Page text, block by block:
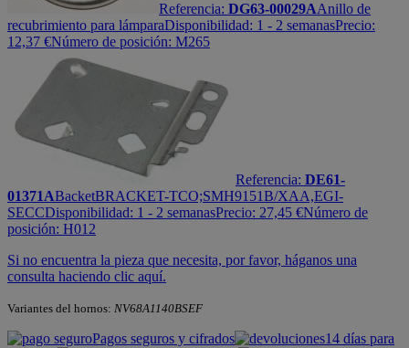
Referencia: DG63-00029AAnillo de
recubrimiento para lámparaDisponibilidad: 1 - 2 semanasPrecio:
12,37 €Número de posición: M265
Referencia: DE61-
01371ABacketBRACKET-TCO;SMH9151B/XAA,EGI-
SECCDisponibilidad: 1 - 2 semanasPrecio: 27,45 €Número de
posición: H012
Si no encuentra la pieza que necesita, por favor, háganos una
consulta haciendo clic aquí.
Variantes del hornos: NV68A1140BSEF
Pagos seguros y cifrados
14 días para